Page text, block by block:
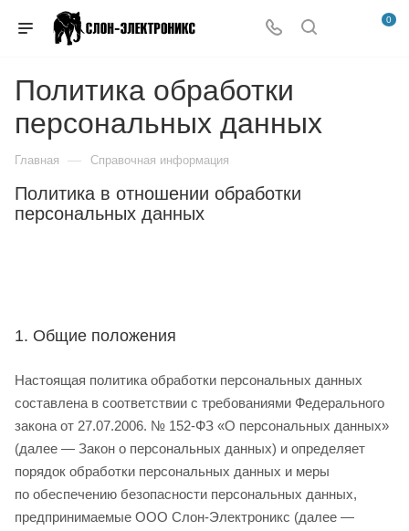
0
Политика обработки
персональных данных
Главная — Справочная информация
Политика в отношении обработки
персональных данных
1. Общие положения
Настоящая политика обработки персональных данных
составлена в соответствии с требованиями Федерального
закона от 27.07.2006. № 152-ФЗ «О персональных данных»
(далее — Закон о персональных данных) и определяет
порядок обработки персональных данных и меры
по обеспечению безопасности персональных данных,
предпринимаемые ООО Слон-Электроникс (далее —